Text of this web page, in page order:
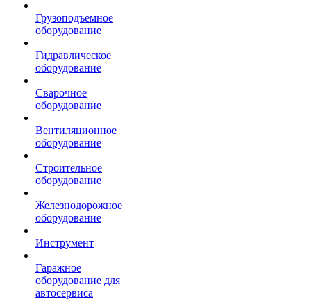
Грузоподъемное
оборудование
Гидравлическое
оборудование
Сварочное
оборудование
Вентиляционное
оборудование
Строительное
оборудование
Железнодорожное
оборудование
Инструмент
Гаражное
оборудование для
автосервиса